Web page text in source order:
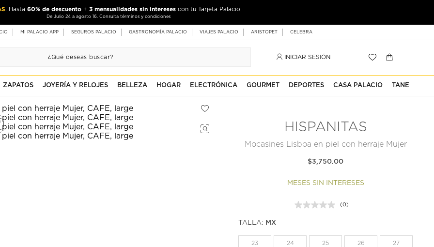
. Hasta 60% de descuento + 3 mensualidades sin intereses con tu Tarjeta Palacio
De Julio 24 a agosto 16. Consulta términos y condiciones
MI PALACIO APP SEGUROS PALACIO GASTRONOMÍA PALACIO VIAJES PALACIO ARISTOPET CELEBRA
INICIAR SESIÓN
ZAPATOS JOYERÍA Y RELOJES BELLEZA HOGAR ELECTRÓNICA GOURMET DEPORTES CASA PALACIO TANE
HISPANITAS
Mocasines Lisboa en piel con herraje Mujer
$3,750.00
MESES SIN INTERESES
Sin
(0)
TALLA: MX
23 24 25 26 27